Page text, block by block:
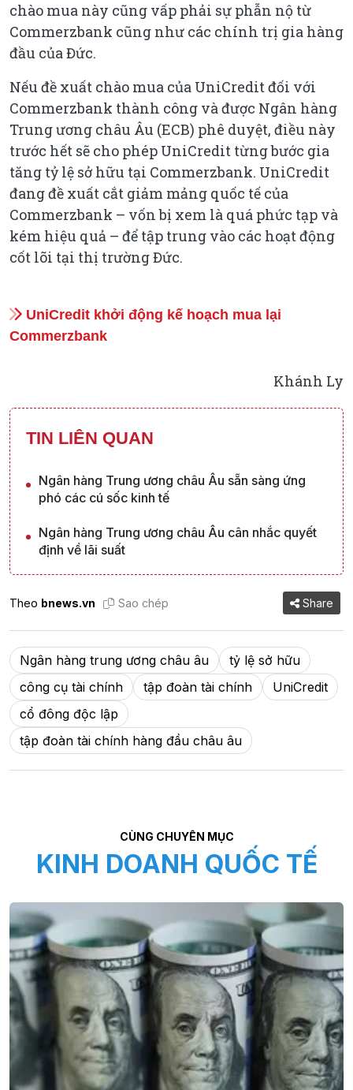
chào mua này cũng vấp phải sự phẫn nộ từ
Commerzbank cũng như các chính trị gia hàng
đầu của Đức.
Nếu đề xuất chào mua của UniCredit đối với
Commerzbank thành công và được Ngân hàng
Trung ương châu Âu (ECB) phê duyệt, điều này
trước hết sẽ cho phép UniCredit từng bước gia
tăng tỷ lệ sở hữu tại Commerzbank. UniCredit
đang đề xuất cắt giảm mảng quốc tế của
Commerzbank – vốn bị xem là quá phức tạp và
kém hiệu quả – để tập trung vào các hoạt động
cốt lõi tại thị trường Đức.
UniCredit khởi động kế hoạch mua lại
Commerzbank
Khánh Ly
TIN LIÊN QUAN
Ngân hàng Trung ương châu Âu sẵn sàng ứng
phó các cú sốc kinh tế
Ngân hàng Trung ương châu Âu cân nhắc quyết
định về lãi suất
Theo bnews.vn Sao chép Share
Ngân hàng trung ương châu âu
tỷ lệ sở hữu
công cụ tài chính
tập đoàn tài chính
UniCredit
cổ đông độc lập
tập đoàn tài chính hàng đầu châu âu
CÙNG CHUYÊN MỤC
KINH DOANH QUỐC TẾ